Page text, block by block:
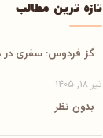
تازه ترین مطالب
گز فردوس: سفری در
تیر 18, 1405
بدون نظر